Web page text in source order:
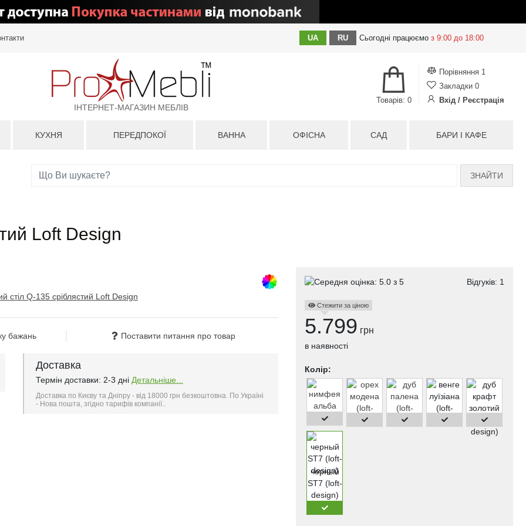
UA RU Сьогодні працюємо з 9:00 до 18:00
ІНТЕРНЕТ-МАГАЗИН МЕБЛІВ
Порівняння 1
Закладки 0
Вхід / Реєстрація
Товарів: 0
КУХНЯ ПЕРЕДПОКОЇ ВАННА ОФІСНА САД БАРИ І КАФЕ
ЗНАЙТИ
Loft Design
бажань Поставити питання про товар
Доставка
Термін доставки: 2-3 дні Детальніше...
Доставка по Києву та Дніпру - від 18000 грн безкоштовна. По Україні
- Нова пошта, згідно тарифів компанії..
Відгуків: 1
Стежити за ціною
5.799 грн
в наявності
Колір:
черный
ST7 (loft-
design)